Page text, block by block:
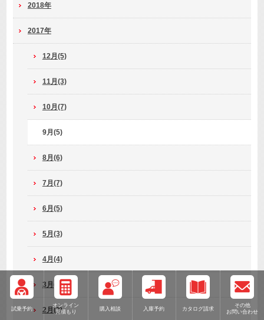
試乗予約
オンライン
見積もり
購入相談 入庫予約 カタログ請求
その他
お問い合わせ
2018年
2017年
12月(5)
11月(3)
10月(7)
9月(5)
8月(6)
7月(7)
6月(5)
5月(3)
4月(4)
3月(2)
2月(3)